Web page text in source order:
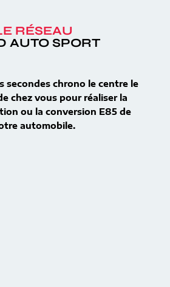
RÉSEAU
AUTO SPORT
secondes chrono le centre le
chez vous pour réaliser la
ou la conversion E85 de
automobile.